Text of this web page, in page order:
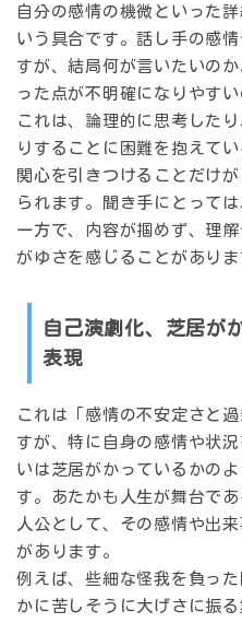
自分の感情の機微といった
いう具合です。話し手の感
すが、結局何が言いたいの
った点が不明確になりやすい
これは、論理的に思考した
りすることに困難を抱えて
関心を引きつけることだけ
られます。聞き手にとって
一方で、内容が掴めず、理
がゆさを感じることがありま
自己演劇化、芝居が
表現
これは「感情の不安定さと
すが、特に 自身の感情や状
いは芝居がかっているかの
す。あたかも人生が舞台で
人公として、その感情や出
があります。
例えば、些細な怪我を負っ
かに苦しそうに大げさに振